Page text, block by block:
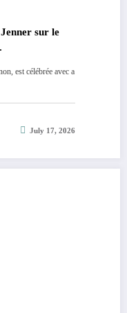
sur le
est célébrée avec a
July 17, 2026